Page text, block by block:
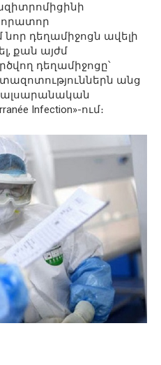
նոր դեղամիջոցն ավելի
քան այժմ
դեղամիջոցը՝
անց
Infection»-ում։